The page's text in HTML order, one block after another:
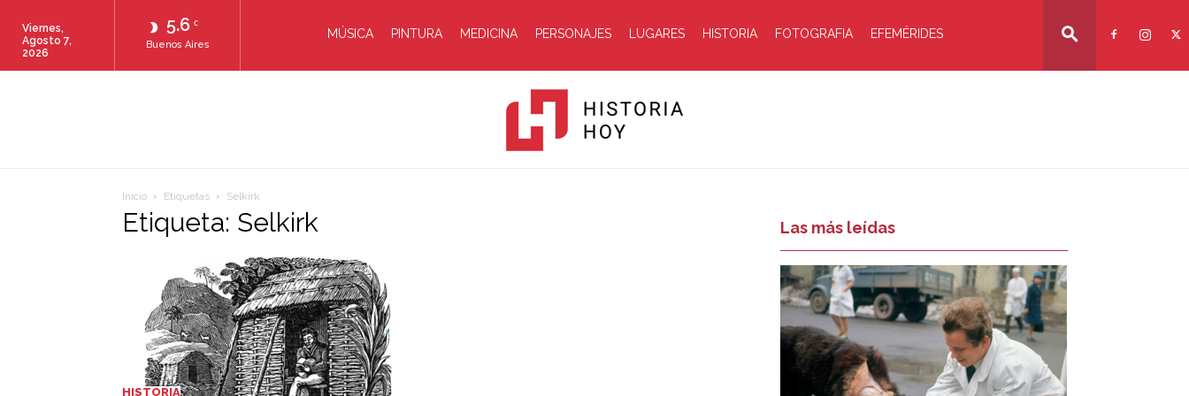
5.6 C
Buenos Aires
Viernes,
Agosto 7,
2026
MÚSICA PINTURA MEDICINA PERSONAJES LUGARES HISTORIA FOTOGRAFIA EFEMÉRIDES
Inicio Etiquetas Selkirk
Etiqueta: Selkirk
HISTORIA
Las más leídas